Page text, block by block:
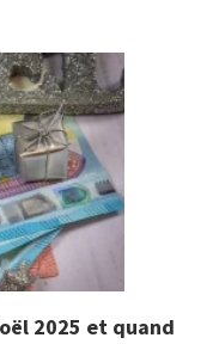
2025 et quand